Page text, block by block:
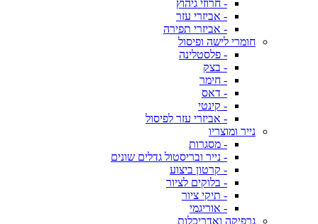
- חרוזי גיהוץ
- אביזרי עזר
- אביזרי תפירה
חומרי לישה ופיסול
- פלסטלינה
- בצק
- חימר
- דאס
- קינטי
- אביזרי עזר לפיסול
נייר ומוצריו
- מסגרות
- נייר ובריסטול גדלים שונים
- קרטון ביצוע
- בלוקים לציור
- תיקי ציור
- אוריגמי
גרפיקה ואדריכלות